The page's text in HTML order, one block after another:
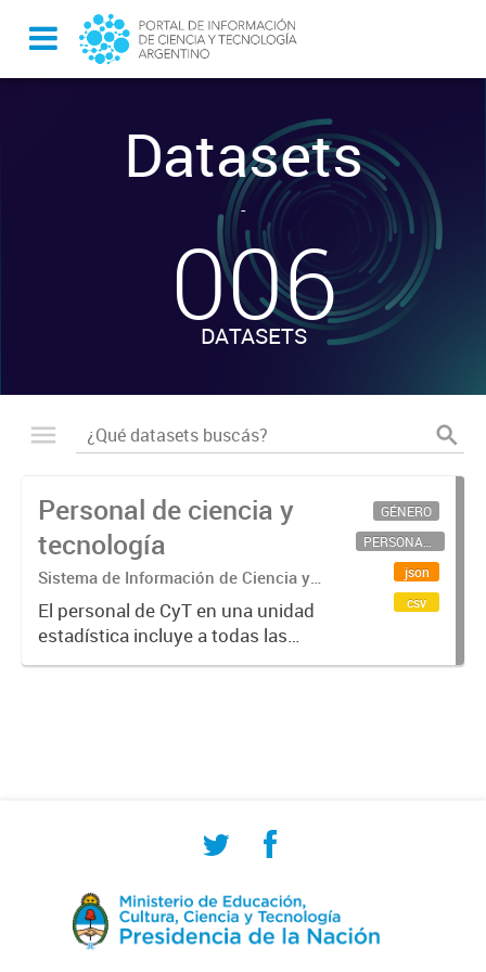
Datasets
-
006
DATASETS
Personal de ciencia y
tecnología
Sistema de Información de Ciencia y
Tecnología Argentino (SICYTAR)
El personal de CyT en una unidad
estadística incluye a todas las
personas involucradas
GÉNERO
PERSONAL CIENTÍFICO-TECNOLÓGICO
json
csv